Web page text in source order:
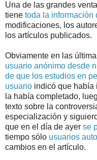
Una de las grandes
tiene toda la información
modificaciones, los
los artículos publicados.
Obviamente en las
usuario anónimo desde
de que los estudios en
usuario indicó que había
la había completado,
texto sobre la
especialización y
que en el día de ayer se
tiempo sólo usuarios
cambios en el artículo.